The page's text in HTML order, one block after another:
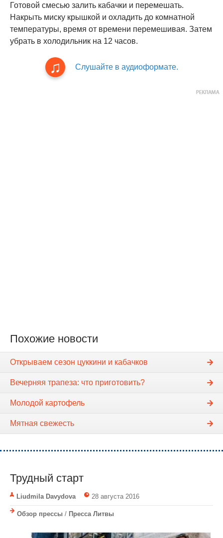
Готовой смесью залить кабачки и перемешать.
Накрыть миску крышкой и охладить до комнатной
температуры, время от времени перемешивая. Затем
убрать в холодильник на 12 часов.
Слушайте в аудиоформате.
Похожие новости
Открываем сезон цуккини и кабачков
Вечерняя трапеза: что приготовить?
Молодой картофель
Мятная свежесть
Трудный старт
Liudmila Davydova 28 августа 2016
Обзор прессы / Пресса Литвы